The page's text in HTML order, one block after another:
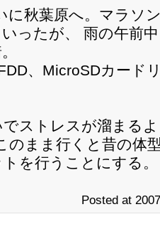
に秋葉原へ。マラソ
ったが、 雨の午前
、MicroSDカード
ストレスが溜まる
のまま行くと昔の体
を行うことにする。
Posted at